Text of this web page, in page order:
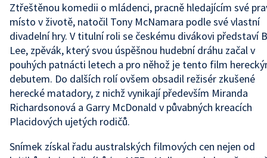
Ztřeštěnou komedii o mládenci, pracně hledajícím své
místo v životě, natočil Tony McNamara podle své vlastní
divadelní hry. V titulní roli se českému divákovi představí
Lee, zpěvák, který svou úspěšnou hudební dráhu začal v
pouhých patnácti letech a pro něhož je tento film
debutem. Do dalších rolí ovšem obsadil režisér zkušené
herecké matadory, z nichž vynikají především Miranda
Richardsonová a Garry McDonald v půvabných kreacích
Placidových ujetých rodičů.
Snímek získal řadu australských filmových cen nejen od